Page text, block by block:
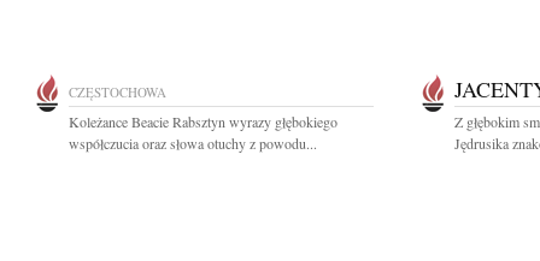
CZĘSTOCHOWA
Koleżance Beacie Rabsztyn wyrazy głębokiego
współczucia oraz słowa otuchy z powodu...
Z głębokim
Jędrusika